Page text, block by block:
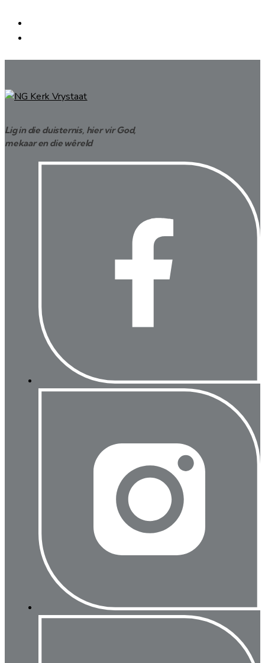
Lig in die duisternis, hier vir God,
mekaar en die wêreld